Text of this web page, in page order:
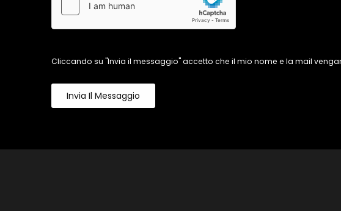
Cliccando su "Invia il messaggio" accetto che il mio nome e la mail
Invia Il Messaggio